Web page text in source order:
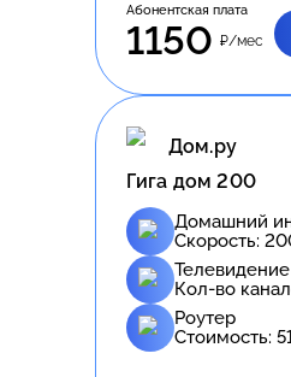
Абонентская плата
1150 ₽/мес
Дом.ру
Гига дом 200
Домашний
Скорость:
Телевидение
Кол-во
Роутер
Стоимость: